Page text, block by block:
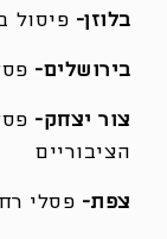
בלוזן- פיסול
בירושלים-
צור יצחק-
הציבוריים
צפת- פסלי